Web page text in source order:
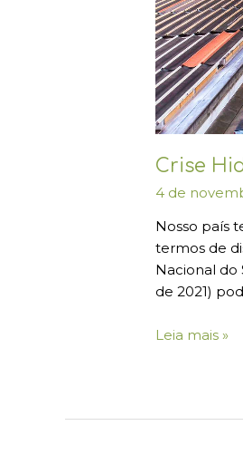
Crise
4 de
Nosso país
termos de
Nacional do
de 2021)
Leia mais »